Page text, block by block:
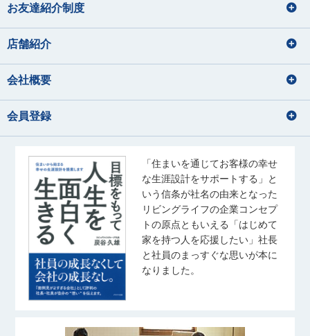
お友達紹介制度
店舗紹介
会社概要
会員登録
「住まいを通じてお客様の幸せ
な生涯設計をサポートする」と
いう信条が社名の由来となった
リビングライフの企業コンセプ
トの原点ともいえる「はじめて
家を持つ人を応援したい」社長
と社員のまっすぐな思いが本に
なりました。